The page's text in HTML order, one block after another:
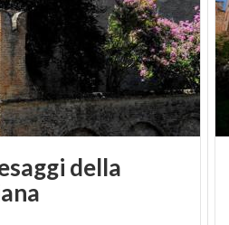
della